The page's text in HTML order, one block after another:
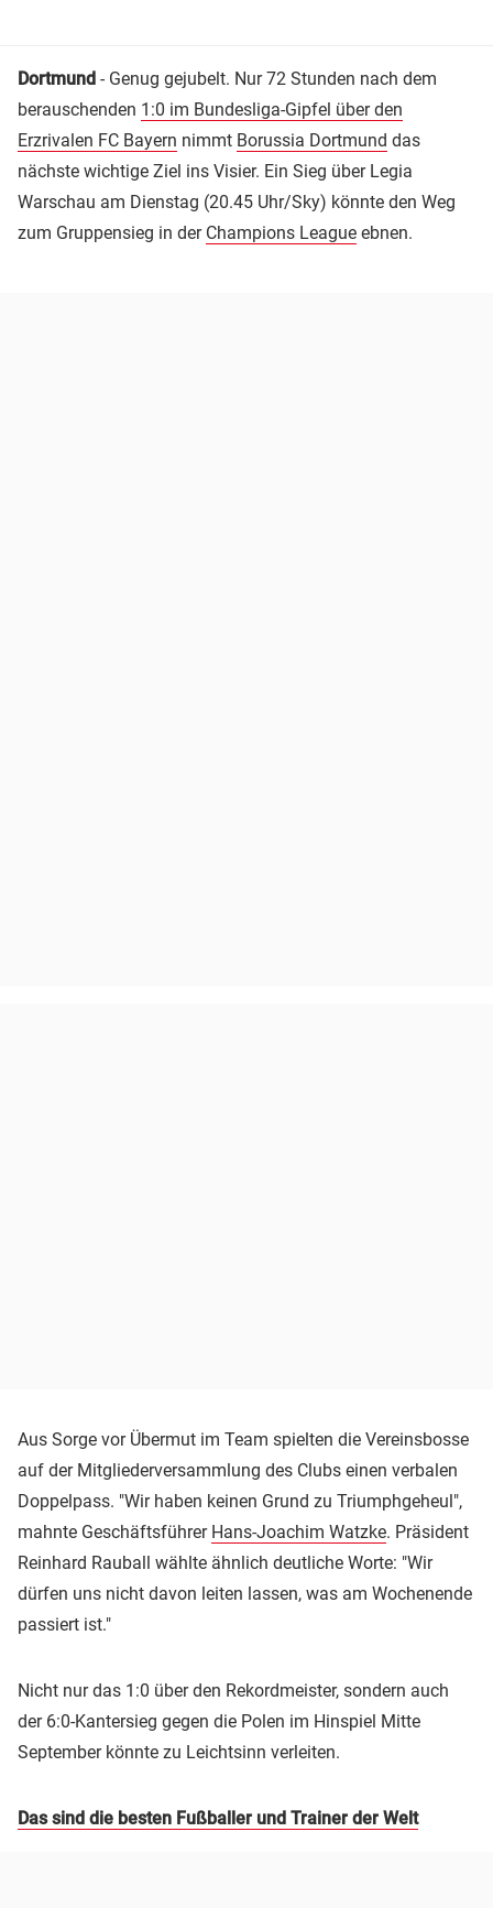
Dortmund - Genug gejubelt. Nur 72 Stunden nach dem
berauschenden 1:0 im Bundesliga-Gipfel über den
Erzrivalen FC Bayern nimmt Borussia Dortmund das
nächste wichtige Ziel ins Visier. Ein Sieg über Legia
Warschau am Dienstag (20.45 Uhr/Sky) könnte den Weg
zum Gruppensieg in der Champions League ebnen.
Aus Sorge vor Übermut im Team spielten die Vereinsbosse
auf der Mitgliederversammlung des Clubs einen verbalen
Doppelpass. "Wir haben keinen Grund zu Triumphgeheul",
mahnte Geschäftsführer Hans-Joachim Watzke. Präsident
Reinhard Rauball wählte ähnlich deutliche Worte: "Wir
dürfen uns nicht davon leiten lassen, was am Wochenende
passiert ist."
Nicht nur das 1:0 über den Rekordmeister, sondern auch
der 6:0-Kantersieg gegen die Polen im Hinspiel Mitte
September könnte zu Leichtsinn verleiten.
Das sind die besten Fußballer und Trainer der Welt